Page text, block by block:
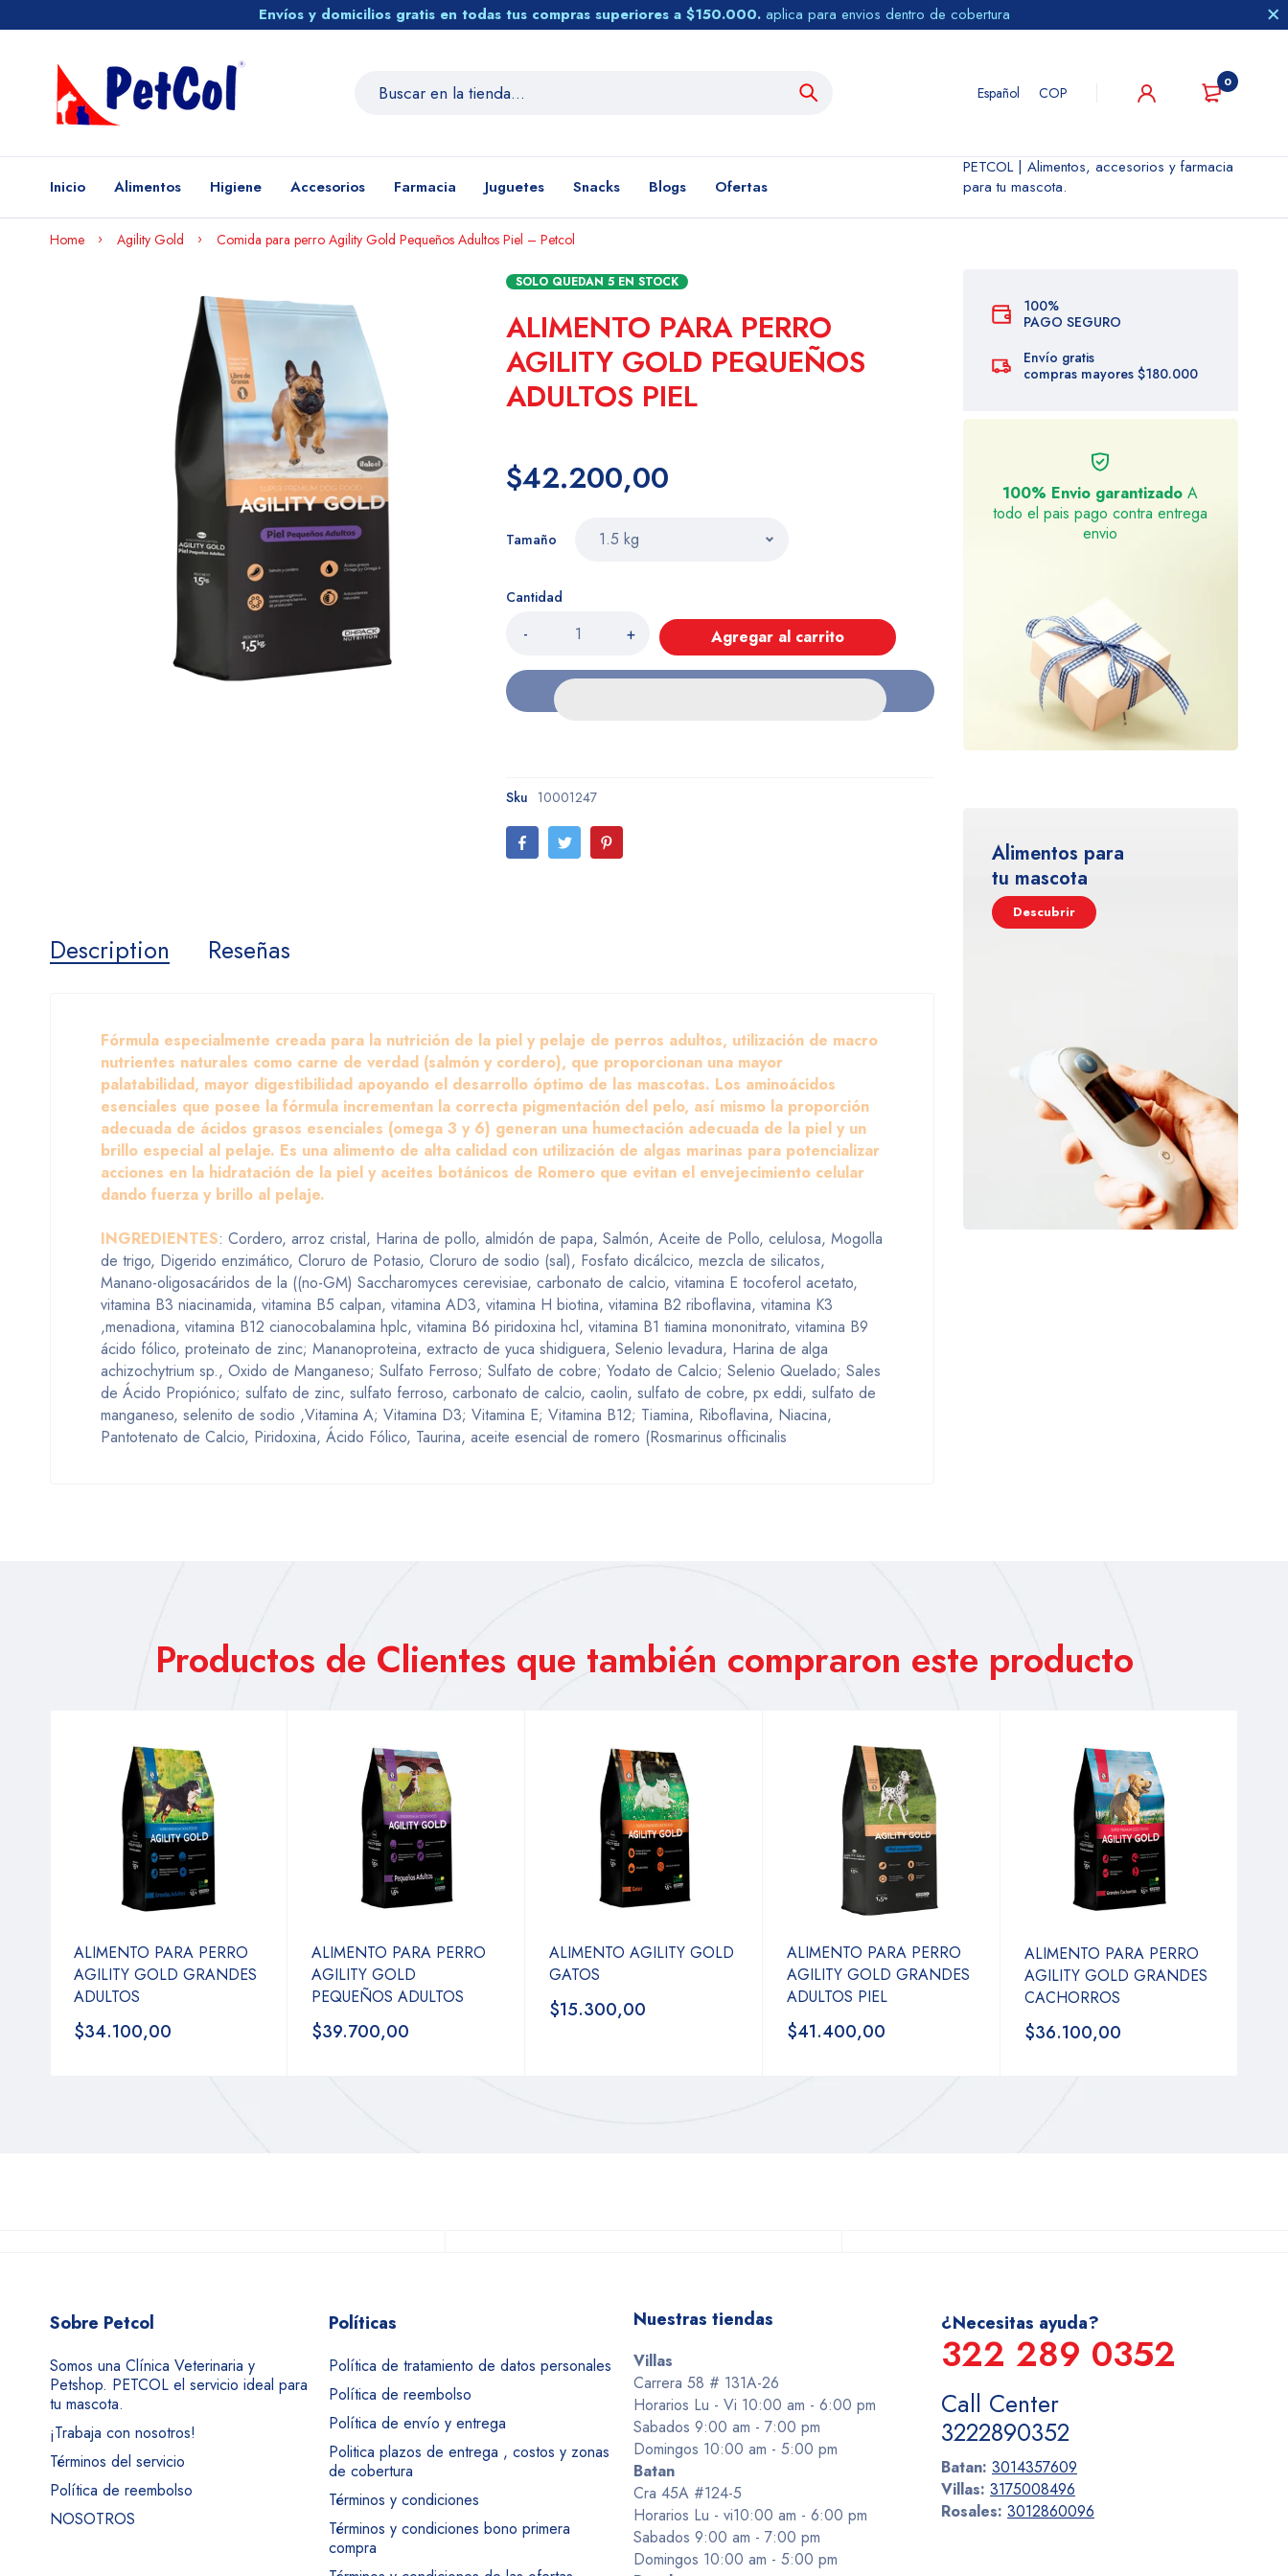
Envíos y domicilios gratis en todas tus compras superiores a $150.000. aplica para envios dentro de cobertura
Español COP
0
Inicio Alimentos Higiene Accesorios Farmacia Juguetes Snacks Blogs Ofertas
PETCOL | Alimentos, accesorios y farmacia
para tu mascota.
Home Agility Gold Comida para perro Agility Gold Pequeños Adultos Piel – Petcol
SOLO QUEDAN5 EN STOCK
ALIMENTO PARA PERRO
AGILITY GOLD PEQUEÑOS
ADULTOS PIEL
$42.200,00
Tamaño
Cantidad
- + Agregar al carrito
Sku 10001247
Description Reseñas
Fórmula especialmente creada para la nutrición de la piel y pelaje de perros adultos, utilización de macro
nutrientes naturales como carne de verdad (salmón y cordero), que proporcionan una mayor
palatabilidad, mayor digestibilidad apoyando el desarrollo óptimo de las mascotas. Los aminoácidos
esenciales que posee la fórmula incrementan la correcta pigmentación del pelo, así mismo la proporción
adecuada de ácidos grasos esenciales (omega 3 y 6) generan una humectación adecuada de la piel y un
brillo especial al pelaje. Es una alimento de alta calidad con utilización de algas marinas para potencializar
acciones en la hidratación de la piel y aceites botánicos de Romero que evitan el envejecimiento celular
dando fuerza y brillo al pelaje.
INGREDIENTES: Cordero, arroz cristal, Harina de pollo, almidón de papa, Salmón, Aceite de Pollo, celulosa, Mogolla
de trigo, Digerido enzimático, Cloruro de Potasio, Cloruro de sodio (sal), Fosfato dicálcico, mezcla de silicatos,
Manano-oligosacáridos de la ((no-GM) Saccharomyces cerevisiae, carbonato de calcio, vitamina E tocoferol acetato,
vitamina B3 niacinamida, vitamina B5 calpan, vitamina AD3, vitamina H biotina, vitamina B2 riboflavina, vitamina K3
,menadiona, vitamina B12 cianocobalamina hplc, vitamina B6 piridoxina hcl, vitamina B1 tiamina mononitrato, vitamina B9
ácido fólico, proteinato de zinc; Mananoproteina, extracto de yuca shidiguera, Selenio levadura, Harina de alga
achizochytrium sp., Oxido de Manganeso; Sulfato Ferroso; Sulfato de cobre; Yodato de Calcio; Selenio Quelado; Sales
de Ácido Propiónico; sulfato de zinc, sulfato ferroso, carbonato de calcio, caolin, sulfato de cobre, px eddi, sulfato de
manganeso, selenito de sodio ,Vitamina A; Vitamina D3; Vitamina E; Vitamina B12; Tiamina, Riboflavina, Niacina,
Pantotenato de Calcio, Piridoxina, Ácido Fólico, Taurina, aceite esencial de romero (Rosmarinus officinalis
100%
PAGO SEGURO
Envío gratis
compras mayores $180.000
100% Envio garantizadoA
todo el pais pago contra entrega
envio
Alimentos para
tu mascota
Descubrir
Productos de Clientes que también compraron este producto
ALIMENTO PARA PERRO
AGILITY GOLD GRANDES
ADULTOS
$34.100,00
ALIMENTO PARA PERRO
AGILITY GOLD
PEQUEÑOS ADULTOS
$39.700,00
ALIMENTO AGILITY GOLD
GATOS
$15.300,00
ALIMENTO PARA PERRO
AGILITY GOLD GRANDES
ADULTOS PIEL
$41.400,00
ALIMENTO PARA PERRO
AGILITY GOLD GRANDES
CACHORROS
$36.100,00
Sobre Petcol
Somos una Clínica Veterinaria y
Petshop. PETCOL el servicio ideal para
tu mascota.
¡Trabaja con nosotros!
Términos del servicio
Política de reembolso
NOSOTROS
Políticas
Política de tratamiento de datos personales
Política de reembolso
Política de envío y entrega
Politica plazos de entrega , costos y zonas
de cobertura
Términos y condiciones
Términos y condiciones bono primera
compra
Nuestras tiendas
Villas
Carrera 58 # 131A-26
Horarios Lu - Vi 10:00 am - 6:00 pm
Sabados 9:00 am - 7:00 pm
Domingos 10:00 am - 5:00 pm
Batan
Cra 45A #124-5
Horarios Lu - vi10:00 am - 6:00 pm
Sabados 9:00 am - 7:00 pm
Domingos 10:00 am - 5:00 pm
¿Necesitas ayuda?
322 289 0352
Call Center
3222890352
Batan: 3014357609
Villas: 3175008496
Rosales: 3012860096